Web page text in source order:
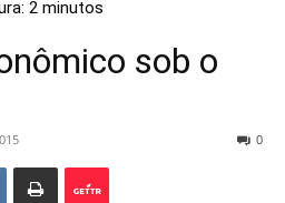
sob o
0